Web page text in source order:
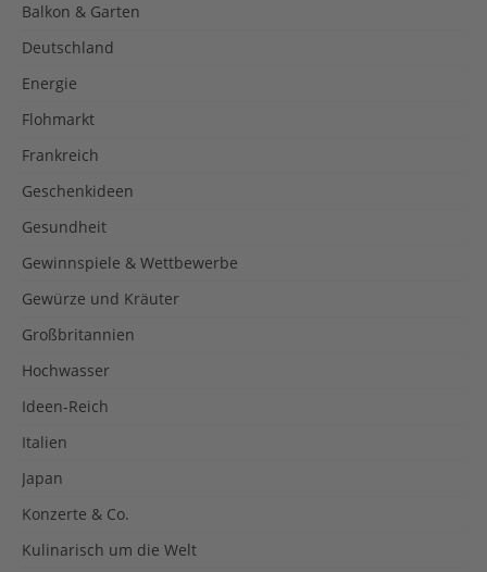
Balkon & Garten
Deutschland
Energie
Flohmarkt
Frankreich
Geschenkideen
Gesundheit
Gewinnspiele & Wettbewerbe
Gewürze und Kräuter
Großbritannien
Hochwasser
Ideen-Reich
Italien
Japan
Konzerte & Co.
Kulinarisch um die Welt